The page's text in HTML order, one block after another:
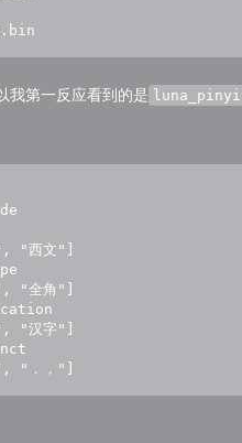
我第一反应看到的是
"西文"]
"全角"]
"汉字"]
"．，"]